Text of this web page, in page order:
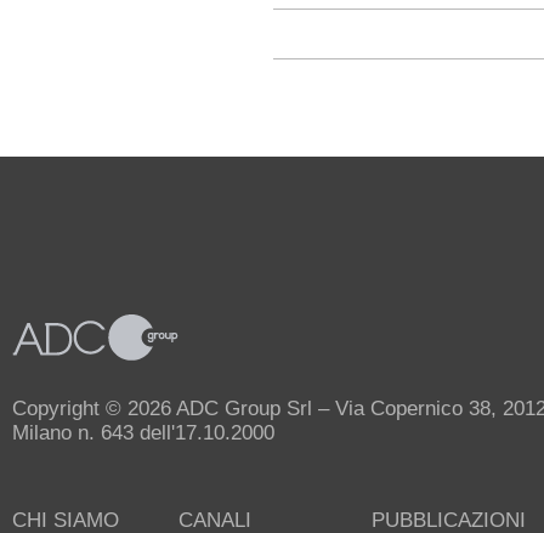
Copyright © 2026 ADC Group Srl – Via Copernico 38,
Milano n. 643 dell'17.10.2000
CHI SIAMO CANALI PUBBLICAZIONI